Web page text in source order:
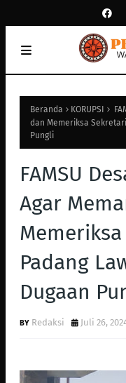
Beranda KORUPSI
dan Memeriksa
Pungli
FAMSU
Agar
Padang
Dugaan
Redaksi Juli 26,